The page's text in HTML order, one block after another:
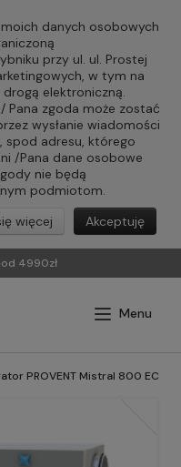
danych osobowych
przy ul. ul. Prostej
w tym na
elektroniczną.
Pana zgoda może zostać
wysłanie wiadomości
, spod adresu, którego
/Pana dane osobowe
nie będą
podmiotom.
Akceptuję
więcej
4990zł
PROVENT Mistral 800 EC